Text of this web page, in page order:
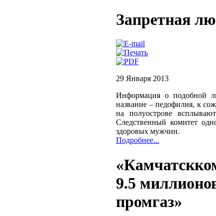
Запретная
29 Января 2013
Информация о подобной
название – педофилия, к
на полуострове
Следственный комитет
здоровых мужчин.
Подробнее...
9.5
промгаз»